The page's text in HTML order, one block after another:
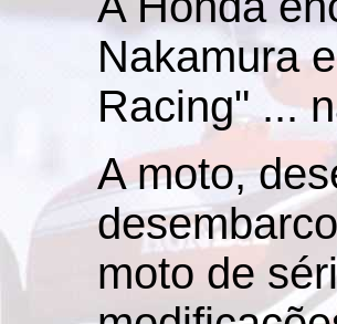
Nakamura
Racing" ...
A moto,
moto de